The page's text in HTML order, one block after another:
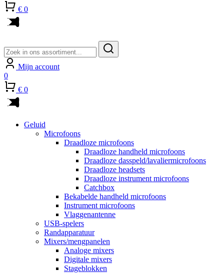
€ 0
naar:
Mijn account
0
€ 0
Geluid
Microfoons
Draadloze microfoons
Draadloze handheld microfoons
Draadloze dasspeld/lavaliermicrofoons
Draadloze headsets
Draadloze instrument microfoons
Catchbox
Bekabelde handheld microfoons
Instrument microfoons
Vlaggenantenne
USB-spelers
Randapparatuur
Mixers/mengpanelen
Analoge mixers
Digitale mixers
Stageblokken